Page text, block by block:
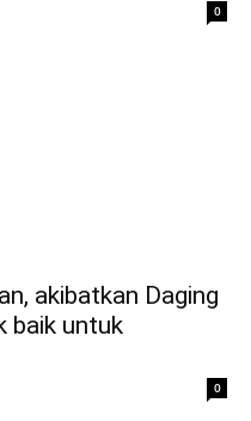
0
akibatkan Daging
baik untuk
0